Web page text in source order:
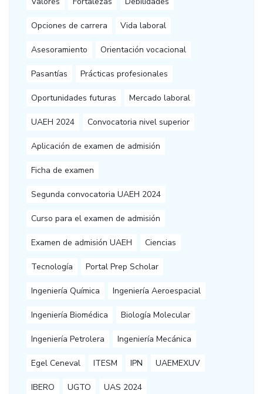
Opciones de carrera Vida laboral
Asesoramiento Orientación vocacional
Pasantías Prácticas profesionales
Oportunidades futuras Mercado laboral
UAEH 2024 Convocatoria nivel superior
Aplicación de examen de admisión
Ficha de examen
Segunda convocatoria UAEH 2024
Curso para el examen de admisión
Examen de admisión UAEH Ciencias
Tecnología Portal Prep Scholar
Ingeniería Química Ingeniería Aeroespacial
Ingeniería Biomédica Biología Molecular
Ingeniería Petrolera Ingeniería Mecánica
Egel Ceneval ITESM IPN UAEMEXUV
IBERO UGTO UAS 2024